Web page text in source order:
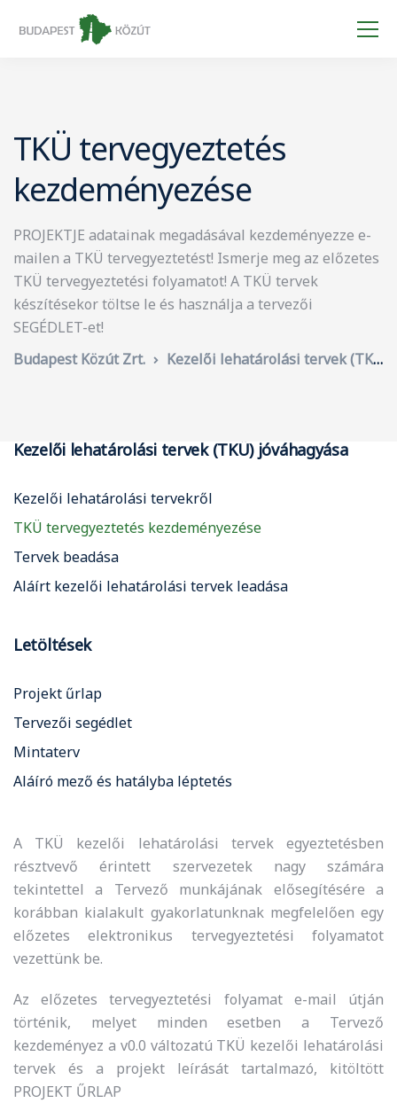
TKÜ tervegyeztetés
kezdeményezése
PROJEKTJE adatainak megadásával kezdeményezze e-
mailen a TKÜ tervegyeztetést! Ismerje meg az előzetes
TKÜ tervegyeztetési folyamatot! A TKÜ tervek
készítésekor töltse le és használja a tervezői
SEGÉDLET-et!
Budapest Közút Zrt.
Kezelői lehatárolási tervek (TKÜ) jóváhagyása
Kezelői lehatárolási tervek (TKÜ) jóváhagyása
Kezelői lehatárolási tervekről
TKÜ tervegyeztetés kezdeményezése
Tervek beadása
Aláírt kezelői lehatárolási tervek leadása
Letöltések
Projekt űrlap
Tervezői segédlet
Mintaterv
Aláíró mező és hatályba léptetés
A TKÜ kezelői lehatárolási tervek egyeztetésben
résztvevő érintett szervezetek nagy számára
tekintettel a Tervező munkájának elősegítésére a
korábban kialakult gyakorlatunknak megfelelően egy
előzetes elektronikus tervegyeztetési folyamatot
vezettünk be.
Az előzetes tervegyeztetési folyamat e-mail útján
történik, melyet minden esetben a Tervező
kezdeményez a v0.0 változatú TKÜ kezelői lehatárolási
tervek és a projekt leírását tartalmazó, kitöltött
PROJEKT ŰRLAP